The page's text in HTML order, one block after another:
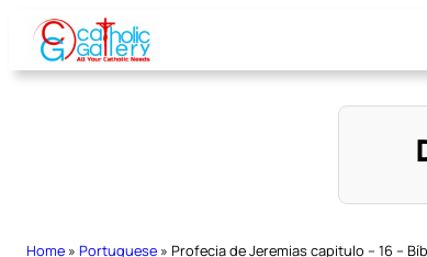
Skip
content
Home » Portuguese » Profecia de Jeremias capitulo – 16 –